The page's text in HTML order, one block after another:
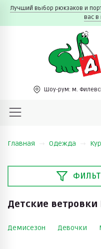
Лучший выбор рюкзаков и
вас в
Шоу-рум: м.
Главная Одежда
Детские ветровки
Демисезон Девочки